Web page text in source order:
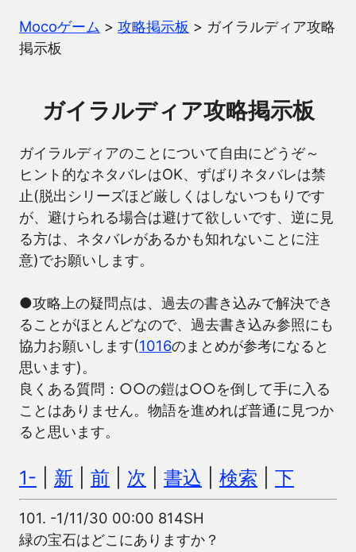
Mocoゲーム > 攻略掲示板 > ガイラルディア攻略
掲示板
ガイラルディア攻略掲示板
ガイラルディアのことについて自由にどうぞ～
ヒント的なネタバレはOK、ずばりネタバレは禁
止(脱出シリーズほど厳しくはしないつもりです
が、避けられる場合は避けて欲しいです、逆に見
る方は、ネタバレがあるかも知れないことに注
意)でお願いします。
●攻略上の疑問点は、過去の書き込みで解決でき
ることがほとんどなので、過去書き込み参照にも
協力お願いします(1016のまとめが参考になると
思います)。
良くある質問：○○の鎧は○○を倒して手に入る
ことはありません。物語を進めれば普通に見つか
ると思います。
1- 新 前 次 書込 検索 下
101. -1/11/30 00:00 814SH
緑の宝石はどこにありますか？